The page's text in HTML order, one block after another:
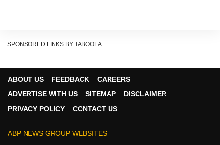
18 साल बाद हुआ इस तरह का काम
SPONSORED LINKS BY TABOOLA
ABOUT US FEEDBACK
CAREERS
ADVERTISE WITH US
SITEMAP
DISCLAIMER
PRIVACY POLICY
CONTACT US
ABP NEWS GROUP WEBSITES